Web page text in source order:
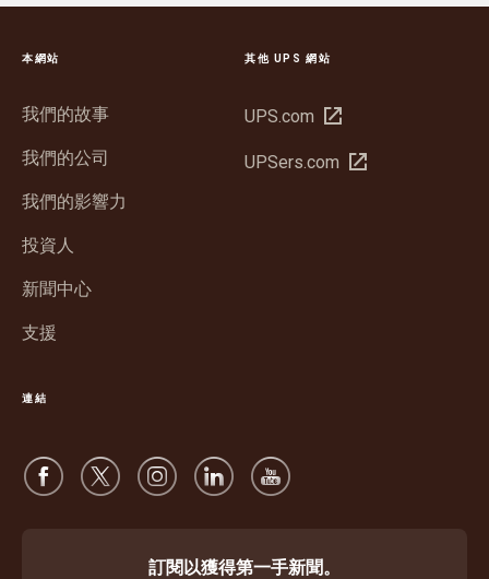
本網站
我們的故事
我們的公司
我們的影響力
投資人
新聞中心
支援
其他 UPS 網站
UPS.com 在
視
UPSers.com 在
連結
訂閱以獲得第一手新聞。